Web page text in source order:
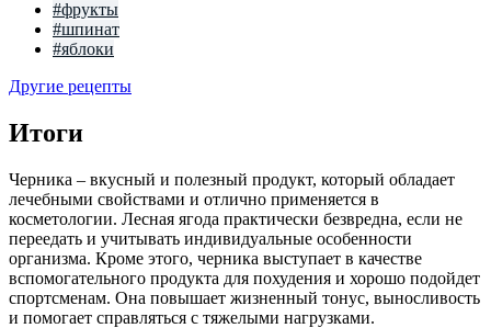
#фрукты
#шпинат
#яблоки
Другие рецепты
Итоги
Черника – вкусный и полезный продукт, который обладает
лечебными свойствами и отлично применяется в
косметологии. Лесная ягода практически безвредна, если не
переедать и учитывать индивидуальные особенности
организма. Кроме этого, черника выступает в качестве
вспомогательного продукта для похудения и хорошо подойдет
спортсменам. Она повышает жизненный тонус, выносливость
и помогает справляться с тяжелыми нагрузками.